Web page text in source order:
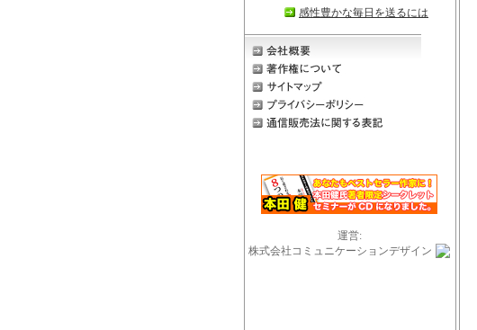
感性豊かな毎日を送るには
運営:
株式会社コミュニケーションデザイン